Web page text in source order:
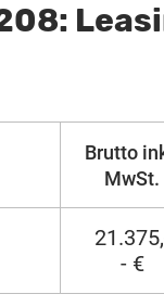
Brutto
MwSt.
- €